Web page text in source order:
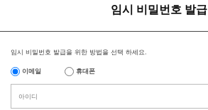
임시 비밀번호 발급
임시 비밀번호 발급을 위한 방법을 선택 하세요.
이메일 휴대폰